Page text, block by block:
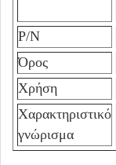
P/N
Όρος
Χρήση
Χαρακτηριστικό
γνώρισμα